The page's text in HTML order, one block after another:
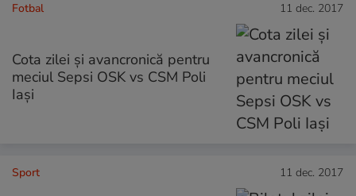
Fotbal 11 dec. 2017
Cota zilei și avancronică pentru
meciul Sepsi OSK vs CSM Poli
Iași
Sport 11 dec. 2017